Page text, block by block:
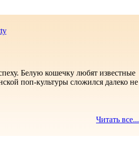
Белую кошечку любят известные
поп-культуры сложился далеко не
Читать все...